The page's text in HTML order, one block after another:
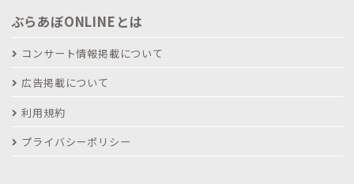
ぶらあぼONLINEとは
コンサート情報掲載について
広告掲載について
利用規約
プライバシーポリシー